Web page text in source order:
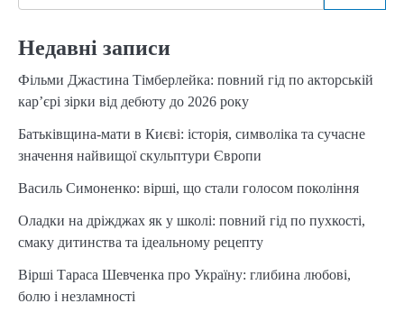
Недавні записи
Фільми Джастина Тімберлейка: повний гід по акторській
кар’єрі зірки від дебюту до 2026 року
Батьківщина-мати в Києві: історія, символіка та сучасне
значення найвищої скульптури Європи
Василь Симоненко: вірші, що стали голосом покоління
Оладки на дріжджах як у школі: повний гід по пухкості,
смаку дитинства та ідеальному рецепту
Вірші Тараса Шевченка про Україну: глибина любові,
болю і незламності